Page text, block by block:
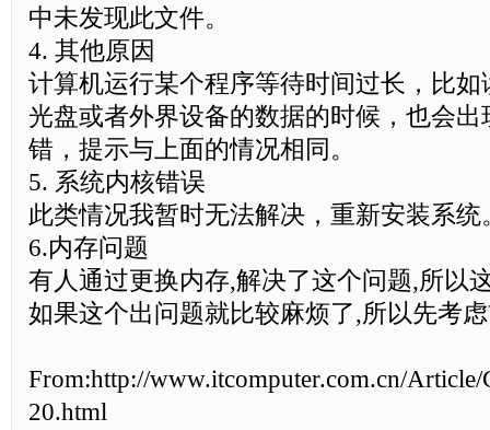
中未发现此文件。
4. 其他原因
计算机运行某个程序等待时间过长，比
光盘或者外界设备的数据的时候，也会出
错，提示与上面的情况相同。
5. 系统内核错误
此类情况我暂时无法解决，重新安装系统
6.内存问题
有人通过更换内存,解决了这个问题,所以
如果这个出问题就比较麻烦了,所以先考
From:http://www.itcomputer.com.cn/
20.html